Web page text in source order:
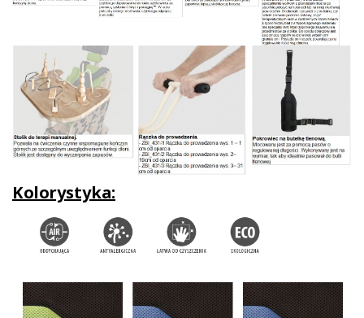
Kolorystyka: